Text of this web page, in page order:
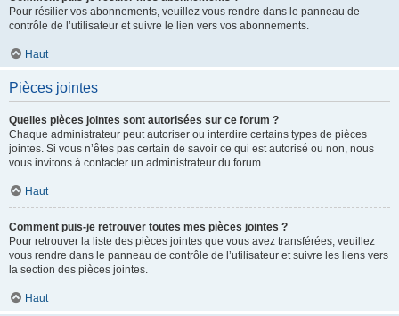
Pour résilier vos abonnements, veuillez vous rendre dans le panneau de
contrôle de l’utilisateur et suivre le lien vers vos abonnements.
Haut
Pièces jointes
Quelles pièces jointes sont autorisées sur ce forum ?
Chaque administrateur peut autoriser ou interdire certains types de pièces
jointes. Si vous n’êtes pas certain de savoir ce qui est autorisé ou non, nous
vous invitons à contacter un administrateur du forum.
Haut
Comment puis-je retrouver toutes mes pièces jointes ?
Pour retrouver la liste des pièces jointes que vous avez transférées, veuillez
vous rendre dans le panneau de contrôle de l’utilisateur et suivre les liens vers
la section des pièces jointes.
Haut